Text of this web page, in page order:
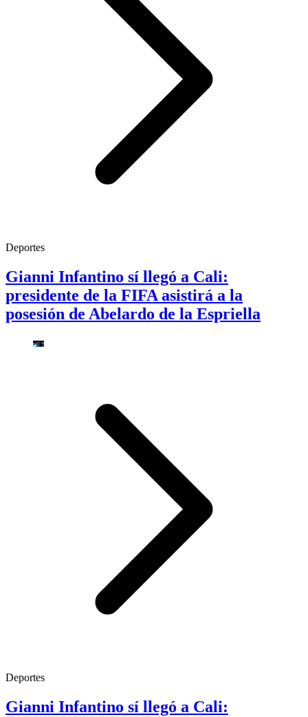
Deportes
Gianni Infantino sí llegó a Cali:
presidente de la FIFA asistirá a la
posesión de Abelardo de la Espriella
Deportes
Gianni Infantino sí llegó a Cali: